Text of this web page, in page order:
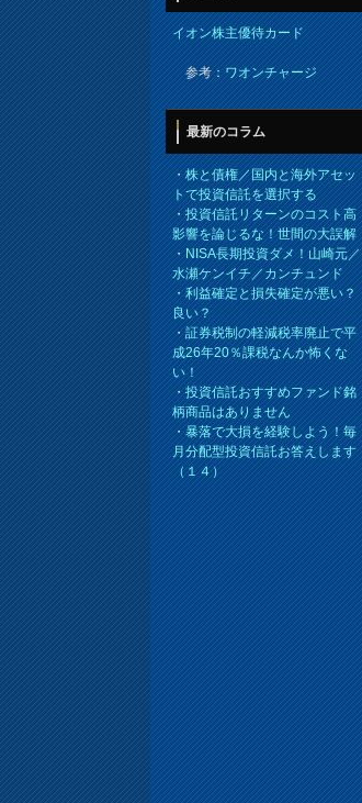
イオン株主優待カード
参考：ワオンチャージ
最新のコラム
・株と債権／国内と海外アセッ
トで投資信託を選択する
・投資信託リターンのコスト高
影響を論じるな！世間の大誤解
・NISA長期投資ダメ！山崎元／
水瀬ケンイチ／カンチュンド
・利益確定と損失確定が悪い？
良い？
・証券税制の軽減税率廃止で平
成26年20％課税なんか怖くな
い！
・投資信託おすすめファンド銘
柄商品はありません
・暴落で大損を経験しよう！毎
月分配型投資信託お答えします
（１４）